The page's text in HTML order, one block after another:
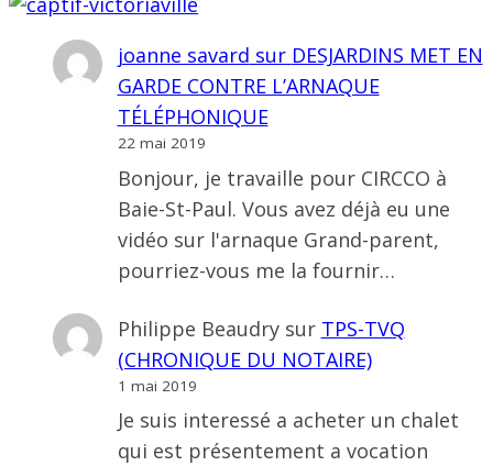
joanne savard sur DESJARDINS MET EN
GARDE CONTRE L’ARNAQUE
TÉLÉPHONIQUE
22 mai 2019
Bonjour, je travaille pour CIRCCO à
Baie-St-Paul. Vous avez déjà eu une
vidéo sur l'arnaque Grand-parent,
pourriez-vous me la fournir…
Philippe Beaudrysur TPS-TVQ
(CHRONIQUE DU NOTAIRE)
1 mai 2019
Je suis interessé a acheter un chalet
qui est présentement a vocation